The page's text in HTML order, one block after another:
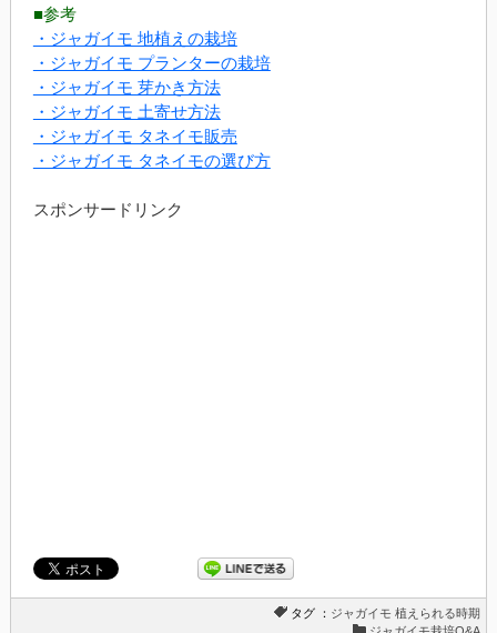
■参考
・ジャガイモ 地植えの栽培
・ジャガイモ プランターの栽培
・ジャガイモ 芽かき方法
・ジャガイモ 土寄せ方法
・ジャガイモ タネイモ販売
・ジャガイモ タネイモの選び方
スポンサードリンク
タグ ： ジャガイモ 植えられる時期